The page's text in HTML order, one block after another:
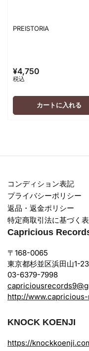
PREISTORIA
通
常
価
¥4,750
税込
カートに入れる
コンディション表記
プライバシーポリシー
返品・返金ポリシー
特定商取引法に基づく
Capricious
〒168-0065
東京都杉並区浜田山1-
03-6379-7998
http://
KNOCK KOENJI
https://